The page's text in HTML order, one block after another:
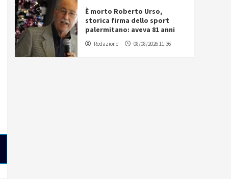
È morto Roberto Urso,
storica firma dello sport
palermitano: aveva 81 anni
Redazione 08/08/2026 11:36